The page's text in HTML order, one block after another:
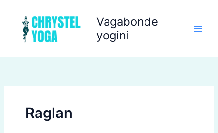
contenu
Vagabonde
yogini
Raglan